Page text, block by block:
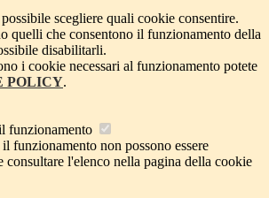
scegliere quali cookie consentire.
quelli che consentono il funzionamento della
disabilitarli.
i cookie necessari al funzionamento potete
POLICY.
funzionamento
funzionamento non possono essere
consultare l'elenco nella pagina della cookie